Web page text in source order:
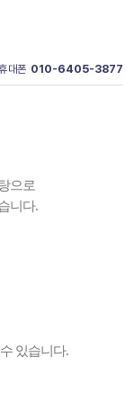
대폰 010-6405-3877
으로
니다.
있습니다.